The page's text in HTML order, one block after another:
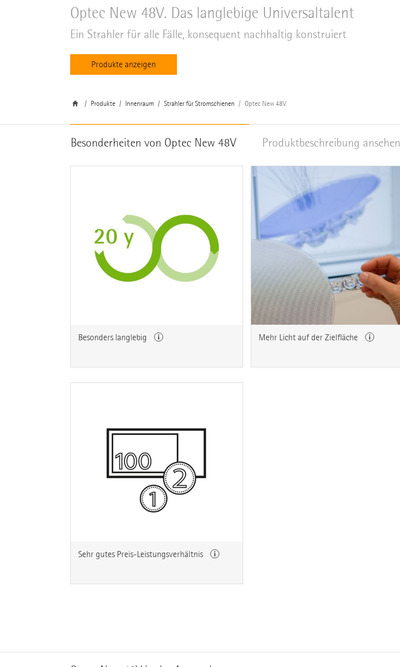
Optec New 48V. Das langlebige Universaltalent
Ein Strahler für alle Fälle, konsequent nachhaltig konstruiert
Produkte anzeigen
Produkte Innenraum Strahler für Stromschienen Optec New 48V
Besonderheiten von Optec New 48V Produktbeschreibung ansehen
Besonders langlebig Mehr Licht auf der Zielfläche
Sehr gutes Preis-Leistungsverhältnis